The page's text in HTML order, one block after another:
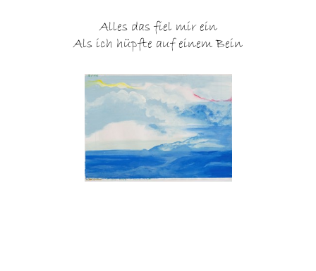
Alles das fiel mir ein
Als ich hüpfte auf einem Bein